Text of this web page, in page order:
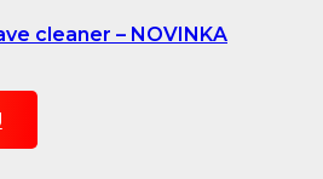
cleaner – NOVINKA